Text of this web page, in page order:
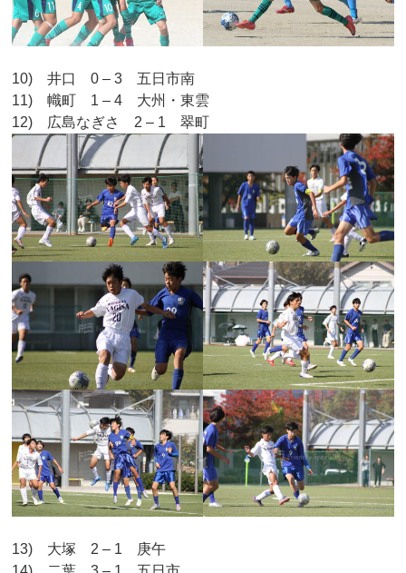
10) 井口 0 – 3 五日市南
11) 幟町 1 – 4 大州・東雲
12) 広島なぎさ 2 – 1 翠町
13) 大塚 2 – 1 庚午